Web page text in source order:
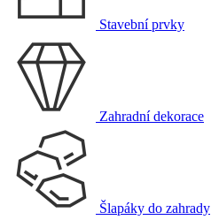
Stavební prvky
Zahradní dekorace
Šlapáky do zahrady